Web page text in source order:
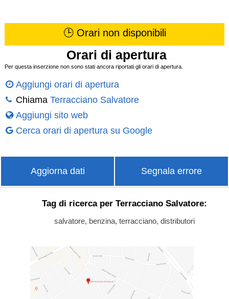
🕒 Orari non disponibili
Orari di apertura
Per questa inserzione non sono stati ancora riportati gli orari di apertura.
Aggiungi orari di apertura
Chiama Terracciano Salvatore
Aggiungi sito web
Cerca orari di apertura su Google
Aggiorna dati Segnala errore
Tag di ricerca per Terracciano Salvatore:
salvatore, benzina, terracciano, distributori